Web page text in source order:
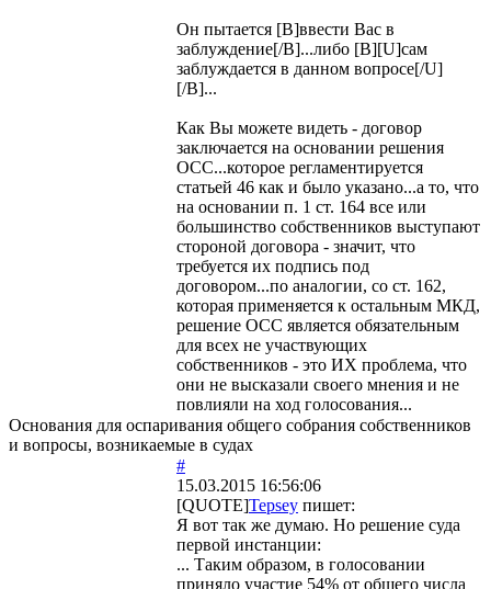
Он пытается [B]ввести Вас в
заблуждение[/B]...либо [B][U]сам
заблуждается в данном вопросе[/U]
[/B]...
Как Вы можете видеть - договор
заключается на основании решения
ОСС...которое регламентируется
статьей 46 как и было указано...а то, что
на основании п. 1 ст. 164 все или
большинство собственников выступают
стороной договора - значит, что
требуется их подпись под
договором...по аналогии, со ст. 162,
которая применяется к остальным МКД,
решение ОСС является обязательным
для всех не участвующих
собственников - это ИХ проблема, что
они не высказали своего мнения и не
повлияли на ход голосования...
Основания для оспаривания общего собрания собственников
и вопросы, возникаемые в судах
#
15.03.2015 16:56:06
[QUOTE]Tepsey пишет:
Я вот так же думаю. Но решение суда
первой инстанции:
... Таким образом, в голосовании
приняло участие 54% от общего числа